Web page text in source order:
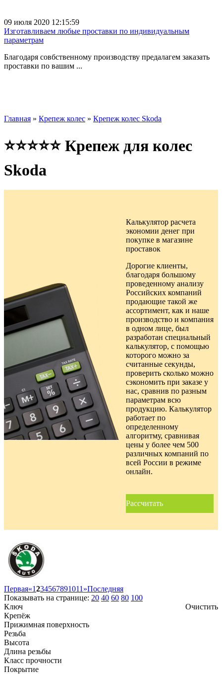
09 июля 2020 12:15:59
Изготавливаем любые проставки по индивидуальным
параметрам
Благодаря совбственному производству предалагем заказать
проставки по вашим ...
Главная » Крепеж колес » Крепеж колес Skoda
⭐⭐⭐⭐⭐ Крепеж для колес
Skoda
Калькулятор расчета
экономии денег при
покупке в магазине
проставок
Дорогие клиенты,
благодаря большому
проведенному анализу
Российских компаний
продающие такой же
ассортимент, как и наше
производство и компания
в одном лице, был
разработан специальный
калькулятор, с помощью
которого можно за
считанные секунды,
проверить сколько можно
сэкономить при заказе у
нас, сравнив по разным
параметрам всю
продукцию. Калькулятор
работает по
определенному
алгоритму, сравнивая
цены у более чем 500
различных компаний по
всей России в режиме
онлайн.
Рассчитать
Первая«1234567891011 »Последняя
Показывать на странице: 20 40 60 80 100
Очистить
Ключ
Крепёж
Прижимная поверхность
Резьба
Высота
Длина резьбы
Класс прочности
Покрытие